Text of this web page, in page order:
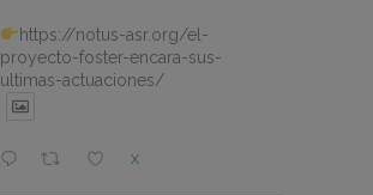
https://notus-asr.org/el-
proyecto-foster-encara-sus-
ultimas-actuaciones/
X